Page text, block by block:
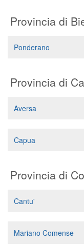
Planner e
Teleconsulto
Provincia di
Ponderano
Provincia di
Aversa
Capua
Provincia di
Cantu'
Mariano Comense